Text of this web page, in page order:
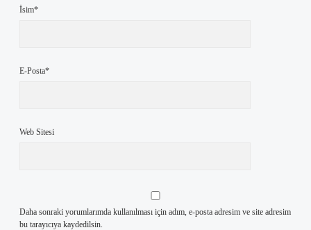
İsim*
E-Posta*
Web Sitesi
Daha sonraki yorumlarımda kullanılması için adım, e-posta adresim ve site adresim
bu tarayıcıya kaydedilsin.